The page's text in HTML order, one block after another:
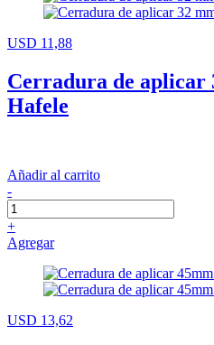
USD 11,88
Cerradura de aplicar
Hafele
Añadir al carrito
-
+
Agregar
USD 13,62